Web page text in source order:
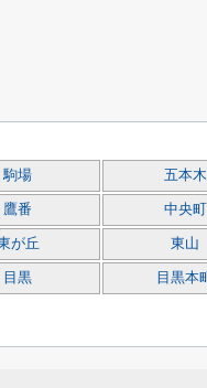
駒場 五本木
鷹番 中央町
が丘 東山
目黒 目黒本町